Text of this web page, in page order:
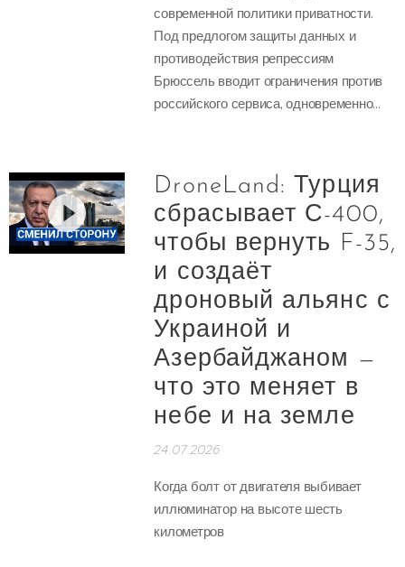
современной политики приватности.
Под предлогом защиты данных и
противодействия репрессиям
Брюссель вводит ограничения против
российского сервиса, одновременно...
DroneLand: Турция
сбрасывает С-400,
чтобы вернуть F-35,
и создаёт
дроновый альянс с
Украиной и
Азербайджаном —
что это меняет в
небе и на земле
24.07.2026
Когда болт от двигателя выбивает
иллюминатор на высоте шесть
километров